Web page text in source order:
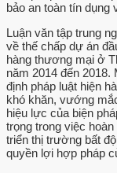
bảo an toàn tín dụng
Luận văn tập trung
về thế chấp dự án
hàng thương mại ở
năm 2014 đến
định pháp luật hiện
khó khăn, vướng
hiệu lực của biện
trọng trong việc
triển thị trường bất
quyền lợi hợp pháp